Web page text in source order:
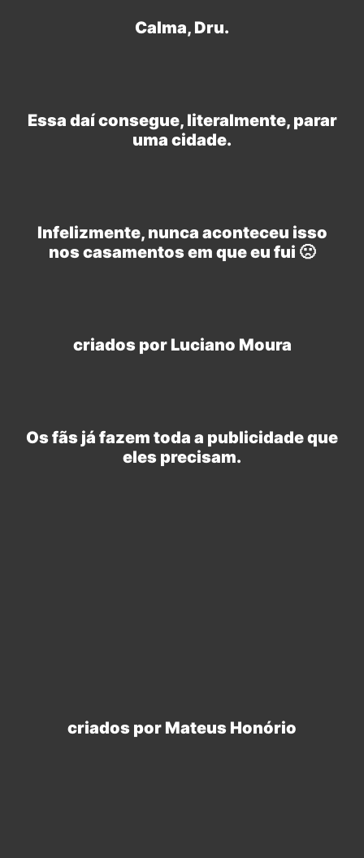
Calma, Dru.
Essa daí consegue, literalmente, parar
uma cidade.
Infelizmente, nunca aconteceu isso
nos casamentos em que eu fui 🙁
criados por Luciano Moura
Os fãs já fazem toda a publicidade que
eles precisam.